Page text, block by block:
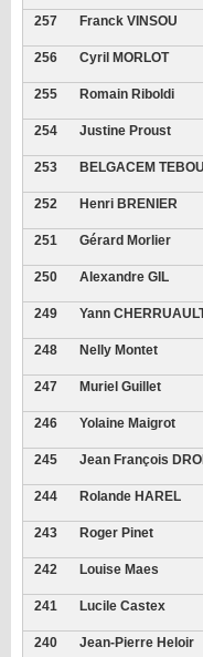
257 Franck VINSOU
256 Cyril MORLOT
255 Romain Riboldi
254 Justine Proust
253 BELGACEM
252 Henri BRENIER
251 Gérard Morlier
250 Alexandre GIL
249 Yann
248 Nelly Montet
247 Muriel Guillet
246 Yolaine Maigrot
245 Jean François
244 Rolande HAREL
243 Roger Pinet
242 Louise Maes
241 Lucile Castex
240 Jean-Pierre Heloir